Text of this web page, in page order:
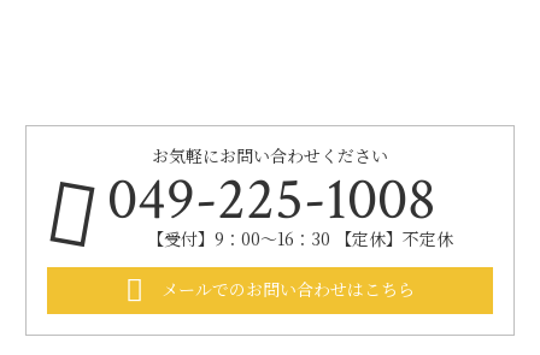
お気軽にお問い合わせください
049-225-1008
【受付】9：00～16：30 【定休】不定休
メールでのお問い合わせはこちら